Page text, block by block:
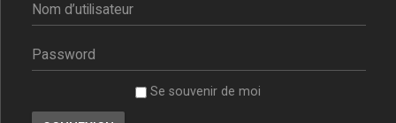
Se souvenir de moi